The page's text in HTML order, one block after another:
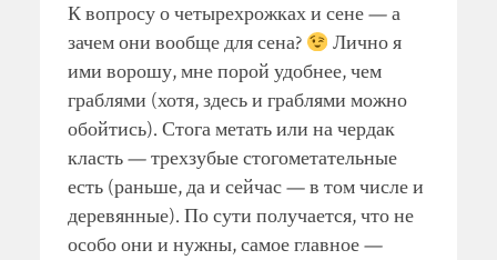
К вопросу о четырехрожках и сене — а
зачем они вообще для сена?
Лично я
ими ворошу, мне порой удобнее, чем
граблями (хотя, здесь и граблями можно
обойтись). Стога метать или на чердак
класть — трехзубые стогометательные
есть (раньше, да и сейчас — в том числе и
деревянные). По сути получается, что не
особо они и нужны, самое главное —